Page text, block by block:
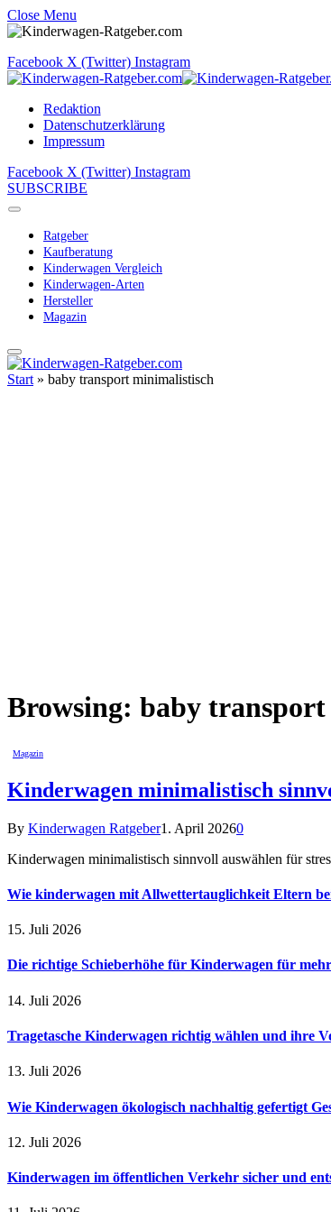
Close Menu
Facebook X (Twitter) Instagram
Redaktion
Datenschutzerklärung
Impressum
Facebook X (Twitter) Instagram
SUBSCRIBE
Ratgeber
Kaufberatung
Kinderwagen Vergleich
Kinderwagen-Arten
Hersteller
Magazin
Start » baby transport minimalistisch
Browsing: baby
Magazin
Kinderwagen minimalistisch
By Kinderwagen Ratgeber1. April 20260
Kinderwagen minimalistisch sinnvoll auswählen für
Wie kinderwagen mit Allwettertauglichkeit Eltern
15. Juli 2026
Die richtige Schieberhöhe für Kinderwagen für
14. Juli 2026
Tragetasche Kinderwagen richtig wählen und ihre
13. Juli 2026
Wie Kinderwagen ökologisch nachhaltig gefertigt
12. Juli 2026
Kinderwagen im öffentlichen Verkehr sicher und